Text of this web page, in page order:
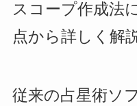
スコープ作成法
点から詳しく解
従来の占星術ソ